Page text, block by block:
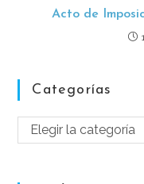
Acto de
Categorías
Elegir la categoría